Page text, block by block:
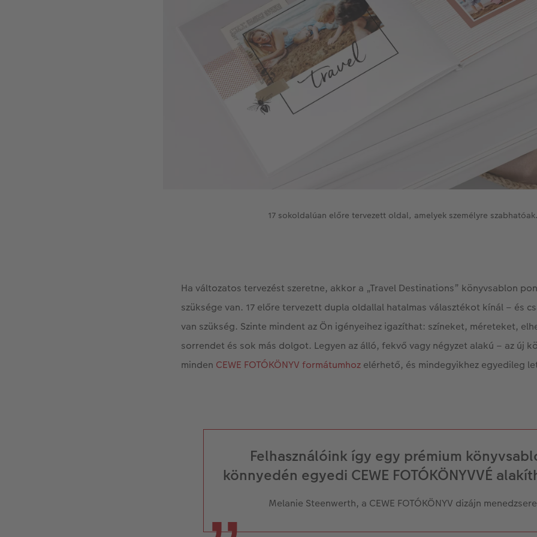
17 sokoldalúan előre tervezett oldal, amelyek személyre
Ha változatos tervezést szeretne, akkor a „Travel Destinations” könyvsablon
szüksége van. 17 előre tervezett dupla oldallal hatalmas választékot kínál – és
van szükség. Szinte mindent az Ön igényeihez igazíthat: színeket, méreteket,
sorrendet és sok más dolgot. Legyen az álló, fekvő vagy négyzet alakú – az új
minden CEWE FOTÓKÖNYV formátumhoz elérhető, és mindegyikhez egyedileg
Felhasználóink így egy prémium
könnyedén egyedi CEWE FOTÓKÖNYVVÉ
Melanie Steenwerth, a CEWE FOTÓKÖNYV dizájn menedzsere